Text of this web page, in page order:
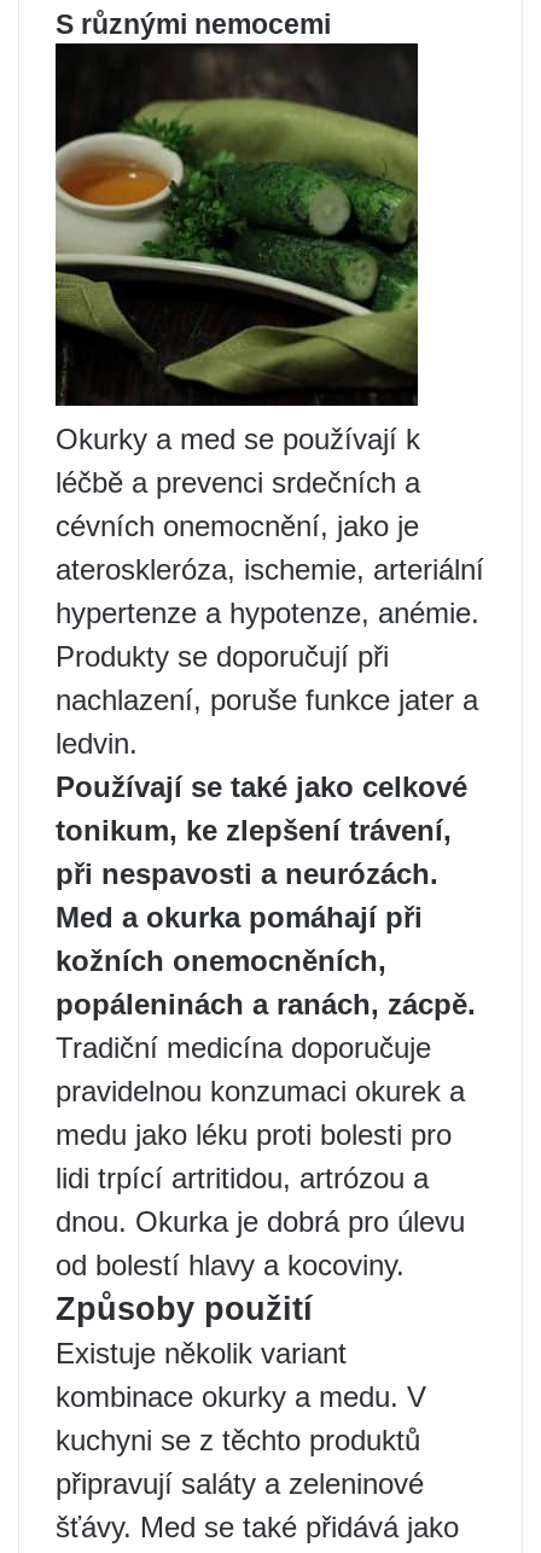
S různými nemocemi
Okurky a med se používají k
léčbě a prevenci srdečních a
cévních onemocnění, jako je
ateroskleróza, ischemie, arteriální
hypertenze a hypotenze, anémie.
Produkty se doporučují při
nachlazení, poruše funkce jater a
ledvin.
Používají se také jako celkové
tonikum, ke zlepšení trávení,
při nespavosti a neurózách.
Med a okurka pomáhají při
kožních onemocněních,
popáleninách a ranách, zácpě.
Tradiční medicína doporučuje
pravidelnou konzumaci okurek a
medu jako léku proti bolesti pro
lidi trpící artritidou, artrózou a
dnou. Okurka je dobrá pro úlevu
od bolestí hlavy a kocoviny.
Způsoby použití
Existuje několik variant
kombinace okurky a medu. V
kuchyni se z těchto produktů
připravují saláty a zeleninové
šťávy. Med se také přidává jako